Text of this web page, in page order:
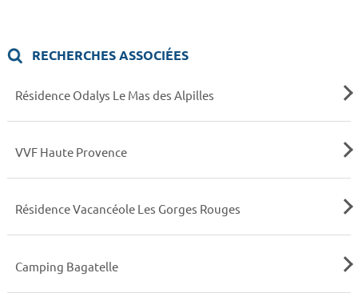
RECHERCHES ASSOCIÉES
Résidence Odalys Le Mas des Alpilles
VVF Haute Provence
Résidence Vacancéole Les Gorges Rouges
Camping Bagatelle